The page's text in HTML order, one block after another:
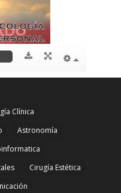
Clínica
Astronomía
Cirugía Estética